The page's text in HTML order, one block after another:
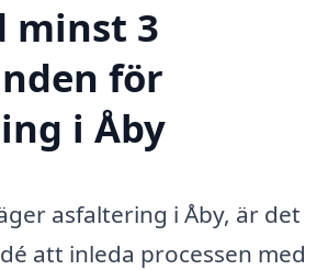
minst 3
för
i Åby
asfaltering i Åby, är det
att inleda processen med